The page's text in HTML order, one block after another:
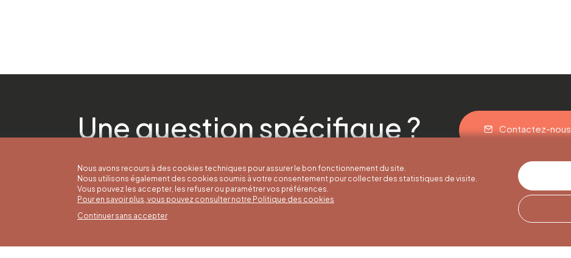
Une question spécifique ? Contactez-nous
Nous avons recours à des cookies techniques pour assurer le bon fonctionnement du site.
Nous utilisons également des cookies soumis à votre consentement pour collecter des statistiques de visite.
Vous pouvez les accepter, les refuser ou paramétrer vos préférences.
Pour en savoir plus, vous pouvez consulter notre Politique des cookies
Continuer sans accepter